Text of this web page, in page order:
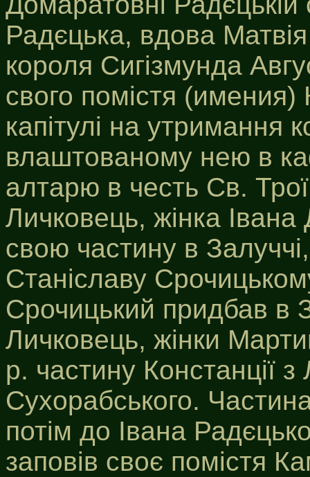
Радєцька, вдова
короля Сигізмунда
свого помістя
капітулі на утримання
влаштованому нею в
алтарю в честь Св.
Личковець, жінка
свою частину в
Станіславу
Срочицький придбав в
Личковець, жінки
р. частину Констанції
Сухорабського.
потім до Івана
заповів своє помістя